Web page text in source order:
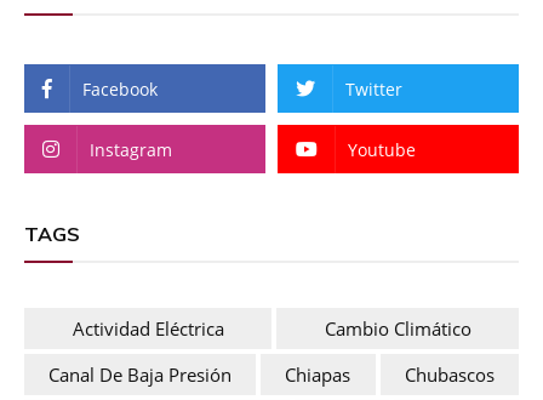
Facebook Twitter
Instagram Youtube
TAGS
Actividad Eléctrica
Cambio Climático
Canal De Baja Presión
Chiapas
Chubascos